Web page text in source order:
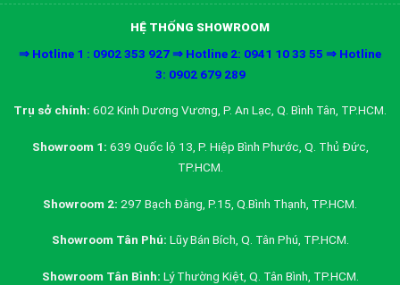
HỆ THỐNG SHOWROOM
⇒ Hotline 1 : 0902 353 927 ⇒ Hotline 2: 0941 10 33 55 ⇒ Hotline
3: 0902 679 289
Trụ sở chính: 602 Kinh Dương Vương, P. An Lạc, Q. Bình Tân, TP.HCM.
Showroom 1: 639 Quốc lộ 13, P. Hiệp Bình Phước, Q. Thủ Đức,
TP.HCM.
Showroom 2: 297 Bạch Đằng, P.15, Q.Bình Thạnh, TP.HCM.
Showroom Tân Phú: Lũy Bán Bích, Q. Tân Phú, TP.HCM.
Showroom Tân Bình: Lý Thường Kiệt, Q. Tân Bình, TP.HCM.